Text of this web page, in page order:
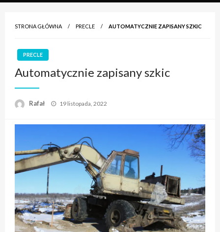
STRONA GŁÓWNA PRECLE AUTOMATYCZNIE ZAPISANY SZKIC
PRECLE
Automatycznie zapisany szkic
Rafał
Opublikowane
19 listopada, 2022